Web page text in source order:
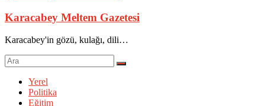
Karacabey Meltem Gazetesi
Karacabey'in gözü, kulağı, dili…
Yerel
Politika
Eğitim